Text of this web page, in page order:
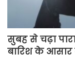
सुबह से चढ़ा
बारिश के आसार